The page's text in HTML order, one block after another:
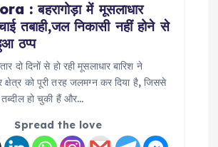
: बहरागोड़ा में मूसलाधार
तबाही,जल निकासी नहीं होने से
ठप्प
दो दिनों से हो रही मूसलाधार बारिश ने
क्षेत्र को पूरी तरह जलमग्न कर दिया है, जिससे
हो चुकी हैं और…
Spread the love